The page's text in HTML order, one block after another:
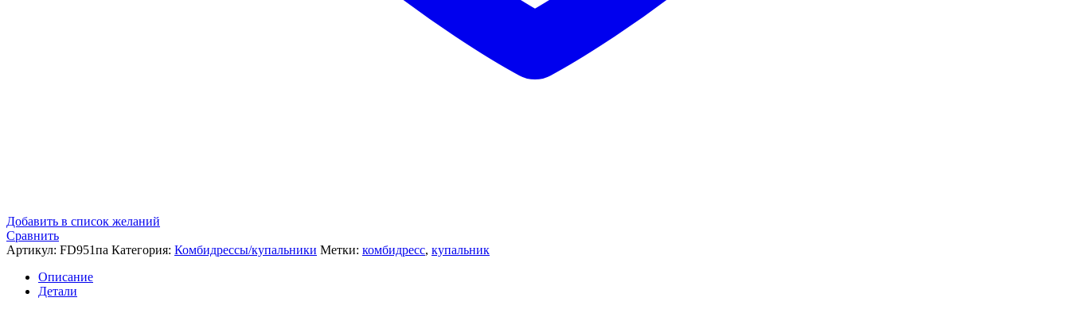
Добавить в список желаний
Сравнить
Артикул: FD951па Категория: Комбидрессы/купальники Метки: комбидресс, купальник
Описание
Детали